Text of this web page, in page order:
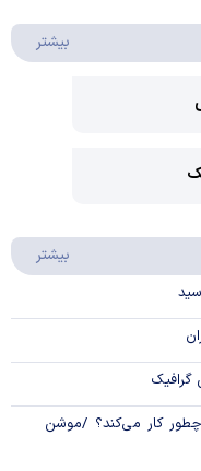
بیشتر
بیشتر
گرافیک
کار می‌کند؟ /موشن